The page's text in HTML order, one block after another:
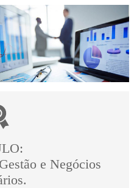
e Negócios